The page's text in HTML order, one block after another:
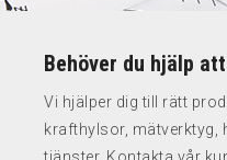
Behöver du hjälp
Vi hjälper dig till rätt
krafthylsor, mätverktyg,